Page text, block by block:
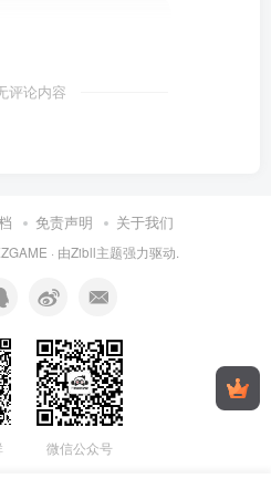
评论内容
免责声明 关于我们
· 由Zibll主题强力驱动.
微信公众号